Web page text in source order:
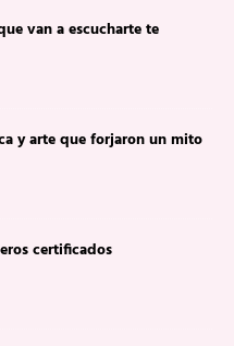
van a escucharte te
y arte que forjaron un mito
certificados